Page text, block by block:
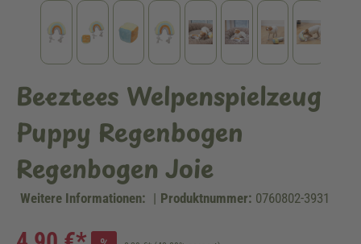
Beeztees Welpenspielzeug
Puppy Regenbogen
Regenbogen Joie
Weitere Informationen: | Produktnummer: 0760802-3931